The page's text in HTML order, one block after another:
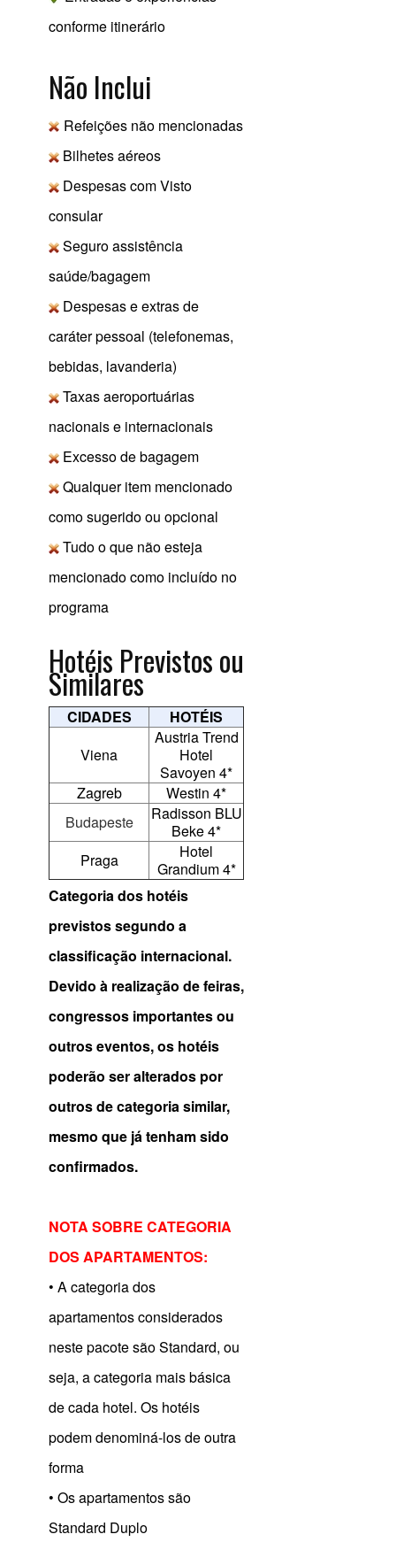
conforme itinerário
Não Inclui
Refeições não mencionadas
Bilhetes aéreos
Despesas com Visto
consular
Seguro assistência
saúde/bagagem
Despesas e extras de
caráter pessoal (telefonemas,
bebidas, lavanderia)
Taxas aeroportuárias
nacionais e internacionais
Excesso de bagagem
Qualquer item mencionado
como sugerido ou opcional
Tudo o que não esteja
mencionado como incluído no
programa
Hotéis Previstos ou
Similares
CIDADES
HOTÉIS
Viena
Austria Trend
Hotel
Savoyen 4*
Zagreb
Westin 4*
Budapeste
Radisson BLU
Beke 4*
Praga
Hotel
Grandium 4*
Categoria dos hotéis
previstos segundo a
classificação internacional.
Devido à realização de feiras,
congressos importantes ou
outros eventos, os hotéis
poderão ser alterados por
outros de categoria similar,
mesmo que já tenham sido
confirmados.
NOTA SOBRE CATEGORIA
DOS APARTAMENTOS:
• A categoria dos
apartamentos considerados
neste pacote são Standard, ou
seja, a categoria mais básica
de cada hotel. Os hotéis
podem denominá-los de outra
forma
• Os apartamentos são
Standard Duplo